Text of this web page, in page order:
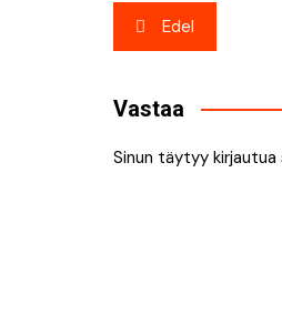
Artikkelien
selaus
Edel
Vastaa
Sinun täytyy kirjautua